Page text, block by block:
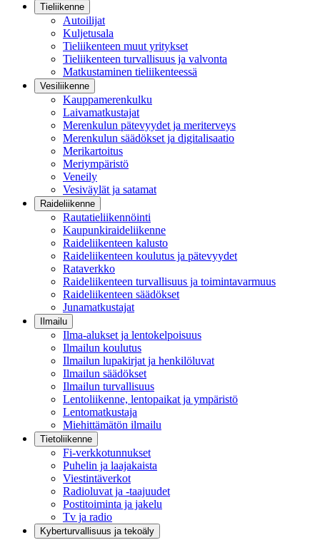
Tieliikenne
Autoilijat
Kuljetusala
Tieliikenteen muut yritykset
Tieliikenteen turvallisuus ja valvonta
Matkustaminen tieliikenteessä
Vesiliikenne
Kauppamerenkulku
Laivamatkustajat
Merenkulun pätevyydet ja meriterveys
Merenkulun säädökset ja digitalisaatio
Merikartoitus
Meriympäristö
Veneily
Vesiväylät ja satamat
Raideliikenne
Rautatieliikennöinti
Kaupunkiraideliikenne
Raideliikenteen kalusto
Raideliikenteen koulutus ja pätevyydet
Rataverkko
Raideliikenteen turvallisuus ja toimintavarmuus
Raideliikenteen säädökset
Junamatkustajat
Ilmailu
Ilma-alukset ja lentokelpoisuus
Ilmailun koulutus
Ilmailun lupakirjat ja henkilöluvat
Ilmailun säädökset
Ilmailun turvallisuus
Lentoliikenne, lentopaikat ja ympäristö
Lentomatkustaja
Miehittämätön ilmailu
Tietoliikenne
Fi-verkkotunnukset
Puhelin ja laajakaista
Viestintäverkot
Radioluvat ja -taajuudet
Postitoiminta ja jakelu
Tv ja radio
Kyberturvallisuus ja tekoäly